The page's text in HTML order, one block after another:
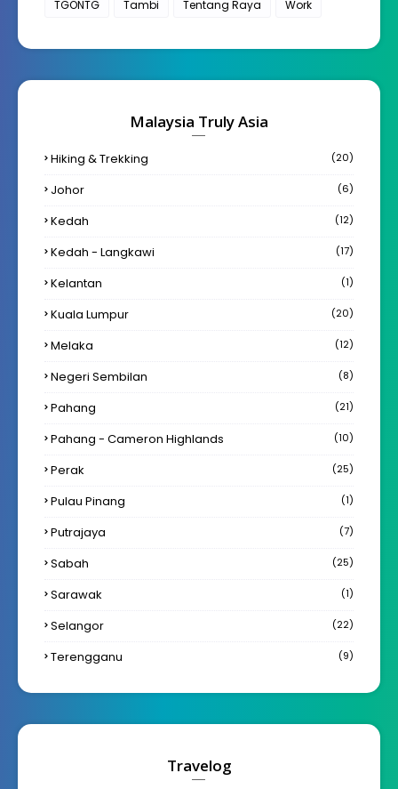
TGONTG
Tambi Tentang Raya Work
Malaysia Truly Asia
Hiking & Trekking (20)
Johor (6)
Kedah (12)
Kedah - Langkawi (17)
Kelantan (1)
Kuala Lumpur (20)
Melaka (12)
Negeri Sembilan (8)
Pahang (21)
Pahang - Cameron Highlands (10)
Perak (25)
Pulau Pinang (1)
Putrajaya (7)
Sabah (25)
Sarawak (1)
Selangor (22)
Terengganu (9)
Travelog